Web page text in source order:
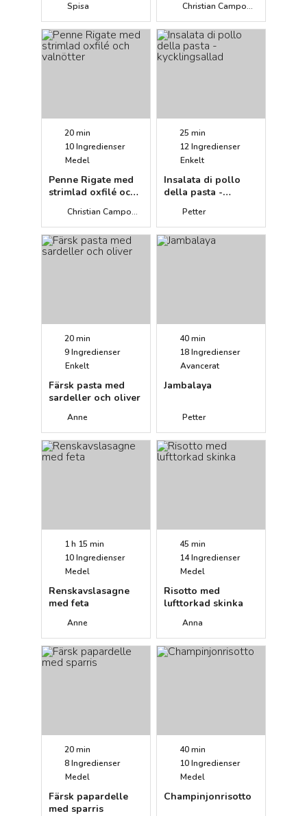
Spisa Christian Campogiani
20 min
10Ingredienser
Medel
Penne Rigate med
strimlad oxfilé och
Christian Campogiani
25 min
12Ingredienser
Enkelt
Insalata di pollo
della pasta -
Petter
20 min
9Ingredienser
Enkelt
Färsk pasta med
sardeller och oliver
Anne
40 min
18Ingredienser
Avancerat
Jambalaya
Petter
1 h 15 min
10Ingredienser
Medel
Renskavslasagne
med feta
Anne
45 min
14Ingredienser
Medel
Risotto med
lufttorkad skinka
Anna
20 min
8Ingredienser
Medel
Färsk papardelle
med sparris
40 min
10Ingredienser
Medel
Champinjonrisotto